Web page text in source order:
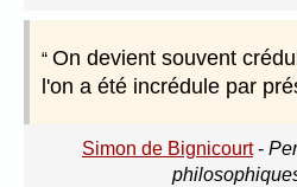
On devient souvent
l'on a été incrédule par
Simon de Bignicourt-